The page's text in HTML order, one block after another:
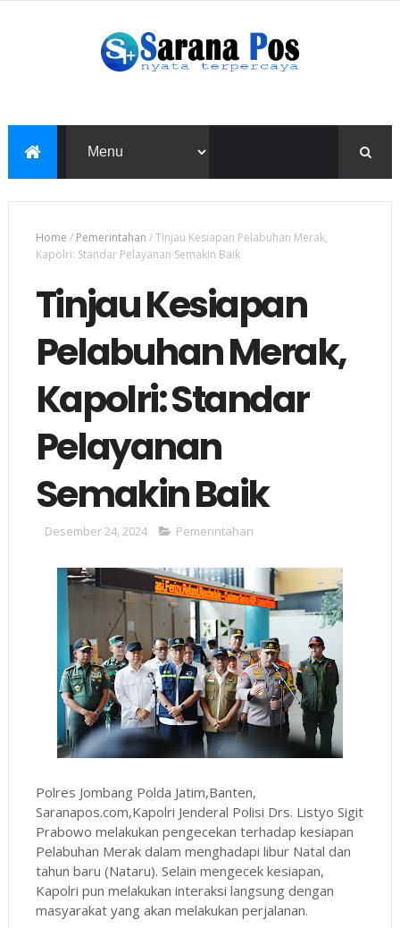
Home / Pemerintahan /Tinjau Kesiapan Pelabuhan Merak,
Kapolri: Standar Pelayanan Semakin Baik
Tinjau Kesiapan
Pelabuhan Merak,
Kapolri: Standar
Pelayanan
Semakin Baik
Desember 24, 2024 Pemerintahan
Polres Jombang Polda Jatim,Banten,
Saranapos.com,Kapolri Jenderal Polisi Drs. Listyo Sigit
Prabowo melakukan pengecekan terhadap kesiapan
Pelabuhan Merak dalam menghadapi libur Natal dan
tahun baru (Nataru). Selain mengecek kesiapan,
Kapolri pun melakukan interaksi langsung dengan
masyarakat yang akan melakukan perjalanan.